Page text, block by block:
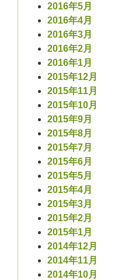
2016年5月
2016年4月
2016年3月
2016年2月
2016年1月
2015年12月
2015年11月
2015年10月
2015年9月
2015年8月
2015年7月
2015年6月
2015年5月
2015年4月
2015年3月
2015年2月
2015年1月
2014年12月
2014年11月
2014年10月